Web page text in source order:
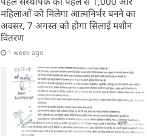
महिलाओं को मिलेगा आत्मनिर्भर बनने का
अवसर, 7 अगस्त को होगा सिलाई मशीन
वितरण
1 week ago